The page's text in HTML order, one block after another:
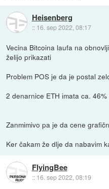
Heisenberg
:: 16. sep 2022, 08:17
Vecina Bitcoina laufa na
želijo prikazati
Problem POS je da je postal
2 denarnice ETH imata ca.
Zanmimivo pa je da cene
Ker čakam že dlje da nabavim
FlyingBee
:: 16. sep 2022, 08:19